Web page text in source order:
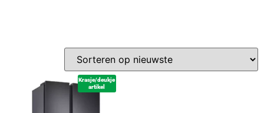
Krasje/deukje
artikel